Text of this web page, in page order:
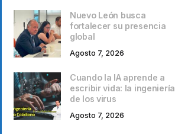
Nuevo León busca
fortalecer su presencia
global
Agosto 7, 2026
Cuando la IA aprende a
escribir vida: la ingeniería
de los virus
Agosto 7, 2026